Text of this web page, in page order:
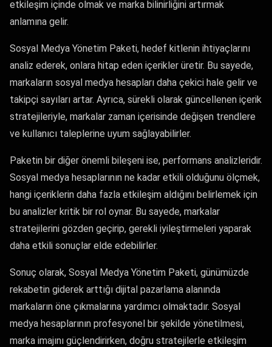
etkileşim içinde olmak ve marka bilinirliğini artırmak
anlamına gelir.
Sosyal Medya Yönetim Paketi, hedef kitlenin ihtiyaçlarını
analiz ederek, onlara hitap eden içerikler üretir. Bu sayede,
markaların sosyal medya hesapları daha çekici hale gelir ve
takipçi sayıları artar. Ayrıca, sürekli olarak güncellenen içerik
stratejileriyle, markalar zaman içerisinde değişen trendlere
ve kullanıcı taleplerine uyum sağlayabilirler.
Paketin bir diğer önemli bileşeni ise, performans analizleridir.
Sosyal medya hesaplarının ne kadar etkili olduğunu ölçmek,
hangi içeriklerin daha fazla etkileşim aldığını belirlemek için
bu analizler kritik bir rol oynar. Bu sayede, markalar
stratejilerini gözden geçirip, gerekli iyileştirmeleri yaparak
daha etkili sonuçlar elde edebilirler.
Sonuç olarak, Sosyal Medya Yönetim Paketi, günümüzde
rekabetin giderek arttığı dijital pazarlama alanında
markaların öne çıkmalarına yardımcı olmaktadır. Sosyal
medya hesaplarının profesyonel bir şekilde yönetilmesi,
marka imajını güçlendirirken, doğru stratejilerle etkileşim